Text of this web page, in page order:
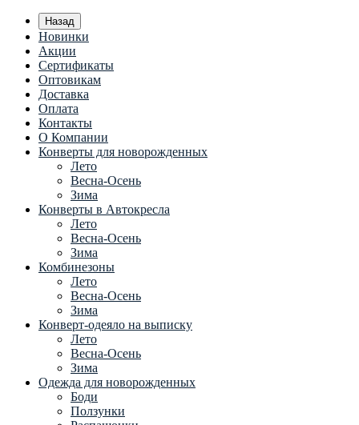
Назад
Новинки
Акции
Сертификаты
Оптовикам
Доставка
Оплата
Контакты
О Компании
Конверты для новорожденных
Лето
Весна-Осень
Зима
Конверты в Автокресла
Лето
Весна-Осень
Зима
Комбинезоны
Лето
Весна-Осень
Зима
Конверт-одеяло на выписку
Лето
Весна-Осень
Зима
Одежда для новорожденных
Боди
Ползунки